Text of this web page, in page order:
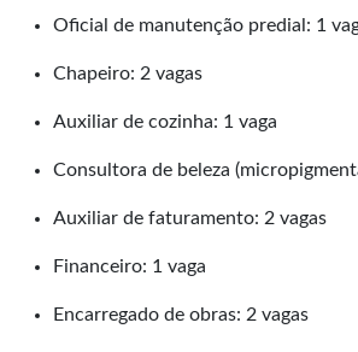
Oficial de manutenção predial: 1
Chapeiro: 2 vagas
Auxiliar de cozinha: 1 vaga
Consultora de beleza
Auxiliar de faturamento: 2 vagas
Financeiro: 1 vaga
Encarregado de obras: 2 vagas